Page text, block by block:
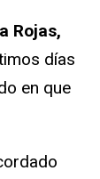
Rojas,
días
en que